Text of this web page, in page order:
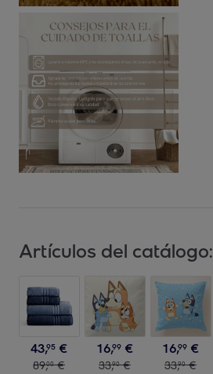
Artículos del catálogo:
43,95 €
89,00 €
16,99 €
33,90 €
16,99 €
33,90 €